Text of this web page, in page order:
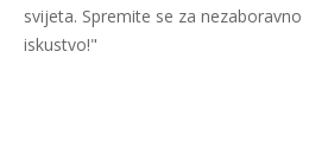
svijeta. Spremite se za nezaboravno
iskustvo!"